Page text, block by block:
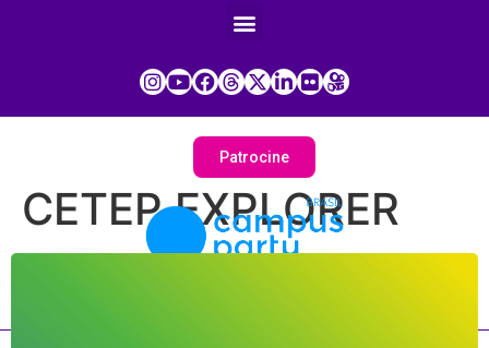
Patrocine
CETEP EXPLORER